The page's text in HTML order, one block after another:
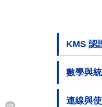
KMS 認
數學與
連線與